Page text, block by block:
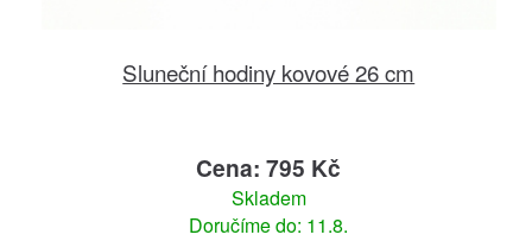
Sluneční hodiny kovové 26 cm
Cena: 795 Kč
Skladem
Doručíme do: 11.8.